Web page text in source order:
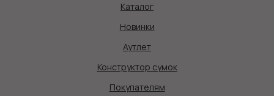
Покупателям
Конструктор сумок
Аутлет
Новинки
Каталог